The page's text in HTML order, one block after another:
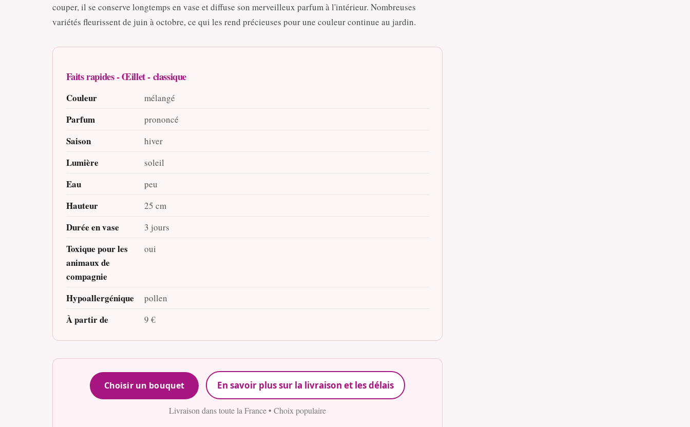
couper, il se conserve longtemps en vase et diffuse son merveilleux parfum à l'intérieur. Nombreuses
variétés fleurissent de juin à octobre, ce qui les rend précieuses pour une couleur continue au jardin.
Faits rapides - Œillet - classique
Couleur mélangé
Parfum prononcé
Saison hiver
Lumière soleil
Eau peu
Hauteur 25 cm
Durée en vase 3 jours
Toxique pour les
animaux de
compagnie
oui
Hypoallergénique pollen
À partir de 9 €
Choisir un bouquet En savoir plus sur la livraison et les délais
Livraison dans toute la France • Choix populaire